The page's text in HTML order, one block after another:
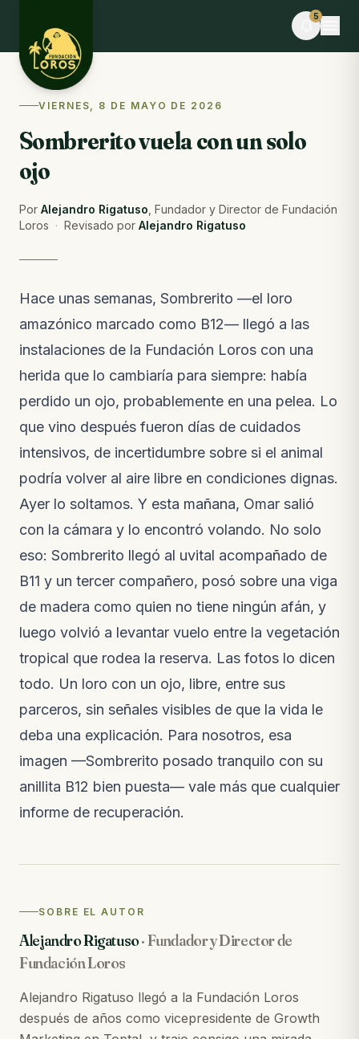
5
EN VIVO
ahora
Desafío La Libertad × TEAMLEN
Faltan 10 días · Cupos limitados
libertad o imán hacia el peligro
Del blog · hace 6 días
NOTAS DE CAMPO
Notas de campo · hace 2 semanas
El video de la liberación de las guacamayas
Nuevo video · hace 3 semanas
VIERNES, 8 DE MAYO DE 2026
Sombrerito vuela con un solo
ojo
Por Alejandro Rigatuso Fundador y Director de Fundación
Loros · Revisado por Alejandro Rigatuso
Hace unas semanas, Sombrerito —el loro
amazónico marcado como B12— llegó a las
instalaciones de la Fundación Loros con una
herida que lo cambiaría para siempre: había
perdido un ojo, probablemente en una pelea. Lo
que vino después fueron días de cuidados
intensivos, de incertidumbre sobre si el animal
podría volver al aire libre en condiciones dignas.
Ayer lo soltamos. Y esta mañana, Omar salió
con la cámara y lo encontró volando. No solo
eso: Sombrerito llegó al uvital acompañado de
B11 y un tercer compañero, posó sobre una viga
de madera como quien no tiene ningún afán, y
luego volvió a levantar vuelo entre la vegetación
tropical que rodea la reserva. Las fotos lo dicen
todo. Un loro con un ojo, libre, entre sus
parceros, sin señales visibles de que la vida le
deba una explicación. Para nosotros, esa
imagen —Sombrerito posado tranquilo con su
anillita B12 bien puesta— vale más que cualquier
informe de recuperación.
SOBRE EL AUTOR
Alejandro Rigatuso·Fundador y Director de
Fundación Loros
Alejandro Rigatuso llegó a la Fundación Loros
después de años como vicepresidente de Growth